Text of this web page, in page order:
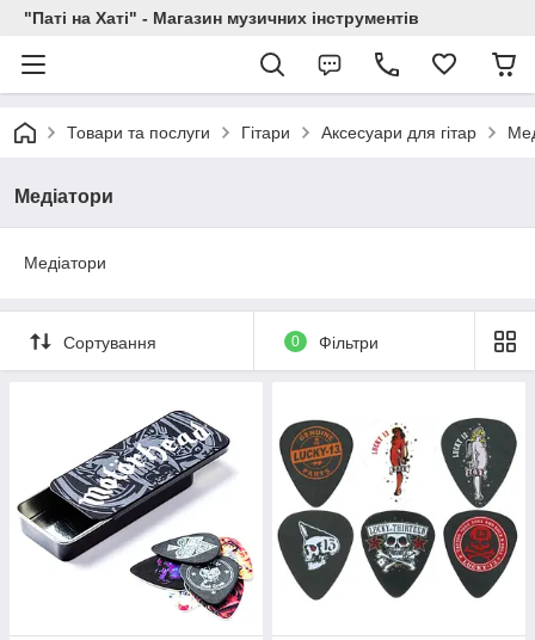
"Паті на Хаті" - Магазин музичних інструментів
Товари та послуги Гітари Аксесуари для гітар
Медіатори
Медіатори
Сортування 0 Фільтри